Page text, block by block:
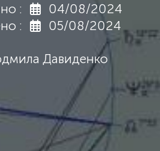
:
04/08/2024
:
05/08/2024
Давиденко